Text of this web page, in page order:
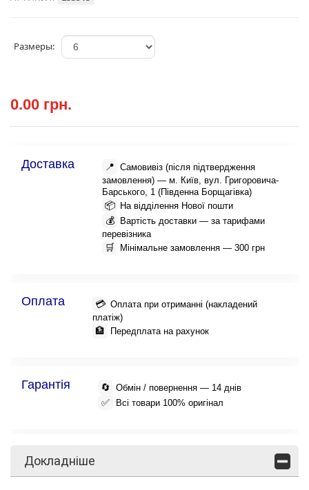
Размеры:
0.00 грн.
Доставка 📍 Самовивіз (після підтвердження
замовлення) — м. Київ, вул. Григоровича-
Барського, 1 (Південна Борщагівка)
📦 На відділення Нової пошти
💰
Вартість доставки — за тарифами
перевізника
🛒 Мінімальне замовлення — 300 грн
Оплата 💳 Оплата при отриманні (накладений
платіж)
🏦 Передплата на рахунок
Гарантія 🔄 Обмін / повернення — 14 днів
✅ Всі товари 100% оригінал
Докладніше